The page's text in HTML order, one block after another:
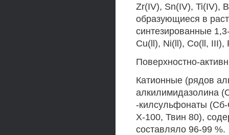
Zr(IV), Sn(IV), Ti(IV),
образующиеся в
синтезированные
Cu(ll), Ni(ll), Co(ll, III),
Поверхностно-
Катионные (рядов
алкилимидазолина
-килсульфонаты
Х-100, Твин 80),
составляло 96-99 %.